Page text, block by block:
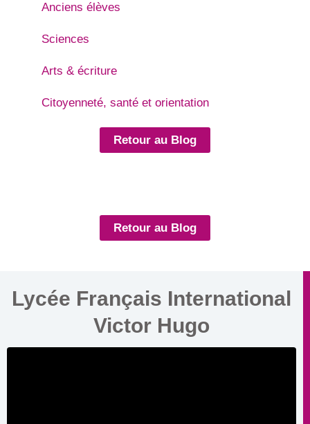
Anciens élèves
Sciences
Arts & écriture
Citoyenneté, santé et orientation
Retour au Blog
Retour au Blog
Lycée Français International
Victor Hugo